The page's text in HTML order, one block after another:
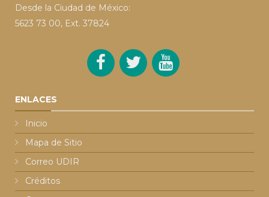
Desde la Ciudad de México:
5623 73 00, Ext. 37824
ENLACES
Inicio
Mapa de Sitio
Correo UDIR
Créditos